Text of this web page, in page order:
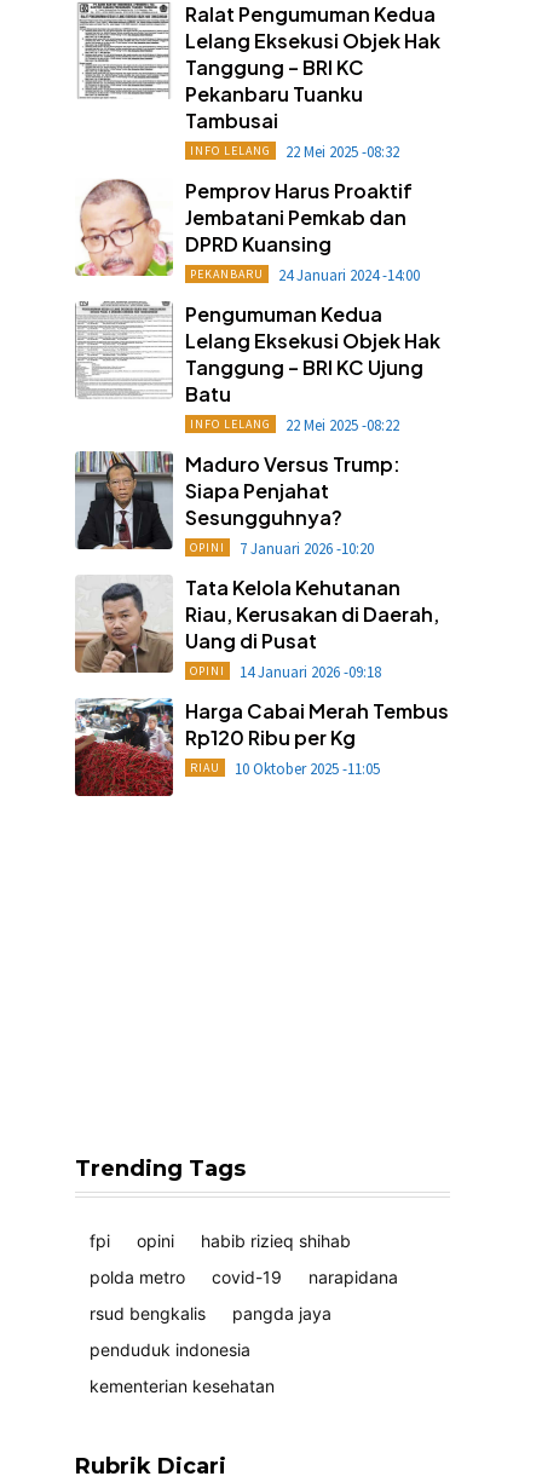
Ralat Pengumuman Kedua
Lelang Eksekusi Objek Hak
Tanggung – BRI KC
Pekanbaru Tuanku
Tambusai
INFO LELANG 22 Mei 2025 -08:32
Pemprov Harus Proaktif
Jembatani Pemkab dan
DPRD Kuansing
PEKANBARU 24 Januari 2024 -14:00
Pengumuman Kedua
Lelang Eksekusi Objek Hak
Tanggung – BRI KC Ujung
Batu
INFO LELANG 22 Mei 2025 -08:22
Maduro Versus Trump:
Siapa Penjahat
Sesungguhnya?
OPINI 7 Januari 2026 -10:20
Tata Kelola Kehutanan
Riau, Kerusakan di Daerah,
Uang di Pusat
OPINI 14 Januari 2026 -09:18
Harga Cabai Merah Tembus
Rp120 Ribu per Kg
RIAU 10 Oktober 2025 -11:05
Trending Tags
fpi opini
habib rizieq shihab
polda metro
covid-19
narapidana
rsud bengkalis
pangda jaya
penduduk indonesia
kementerian kesehatan
Rubrik Dicari